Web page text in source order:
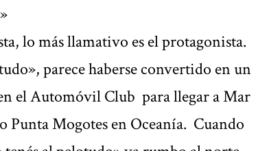
lo más llamativo es el protagonista.
parece haberse convertido en un
el Automóvil Club para llegar a Mar
Punta Mogotes en Oceanía. Cuando